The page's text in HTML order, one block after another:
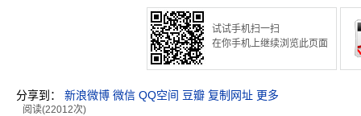
试试手机扫一扫
在你手机上继续浏览此页面
分享到： 新浪微博 微信 QQ空间 豆瓣 复制网址 更多
阅读(22012次)